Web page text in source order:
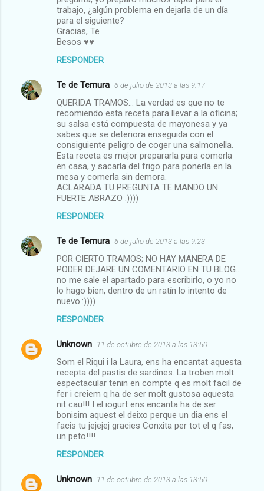
trabajo, ¿algún problema en dejarla de un día
para el siguiente?
Gracias, Te
Besos ♥♥
RESPONDER
Te de Ternura 6 de julio de 2013 a las 9:17
QUERIDA TRAMOS... La verdad es que no te
recomiendo esta receta para llevar a la oficina;
su salsa está compuesta de mayonesa y ya
sabes que se deteriora enseguida con el
consiguiente peligro de coger una salmonella.
Esta receta es mejor prepararla para comerla
en casa, y sacarla del frigo para ponerla en la
mesa y comerla sin demora.
ACLARADA TU PREGUNTA TE MANDO UN
FUERTE ABRAZO .))))
RESPONDER
Te de Ternura 6 de julio de 2013 a las 9:23
POR CIERTO TRAMOS; NO HAY MANERA DE
PODER DEJARE UN COMENTARIO EN TU BLOG...
no me sale el apartado para escribirlo, o yo no
lo hago bien, dentro de un ratín lo intento de
nuevo.:))))
RESPONDER
Unknown 11 de octubre de 2013 a las 13:50
Som el Riqui i la Laura, ens ha encantat aquesta
recepta del pastis de sardines. La troben molt
espectacular tenin en compte q es molt facil de
fer i creiem q ha de ser molt gustosa aquesta
nit cau!!! I el iogurt ens encanta ha de ser
bonisim aquest el deixo perque un dia ens el
facis tu jejejej gracies Conxita per tot el q fas,
un peto!!!!
RESPONDER
Unknown 11 de octubre de 2013 a las 13:50